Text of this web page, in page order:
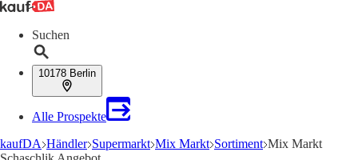
Suchen
10178 Berlin
Alle Prospekte
kaufDA Händler Supermarkt Mix Markt Sortiment Mix Markt